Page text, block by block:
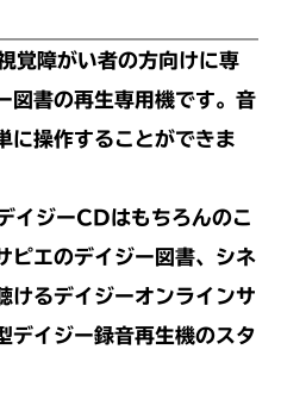
覚障がい者の方向けに専
図書の再生専用機です。音
に操作することができま
イジーCDはもちろんのこ
ピエのデイジー図書、シネ
けるデイジーオンラインサ
デイジー録音再生機のスタ